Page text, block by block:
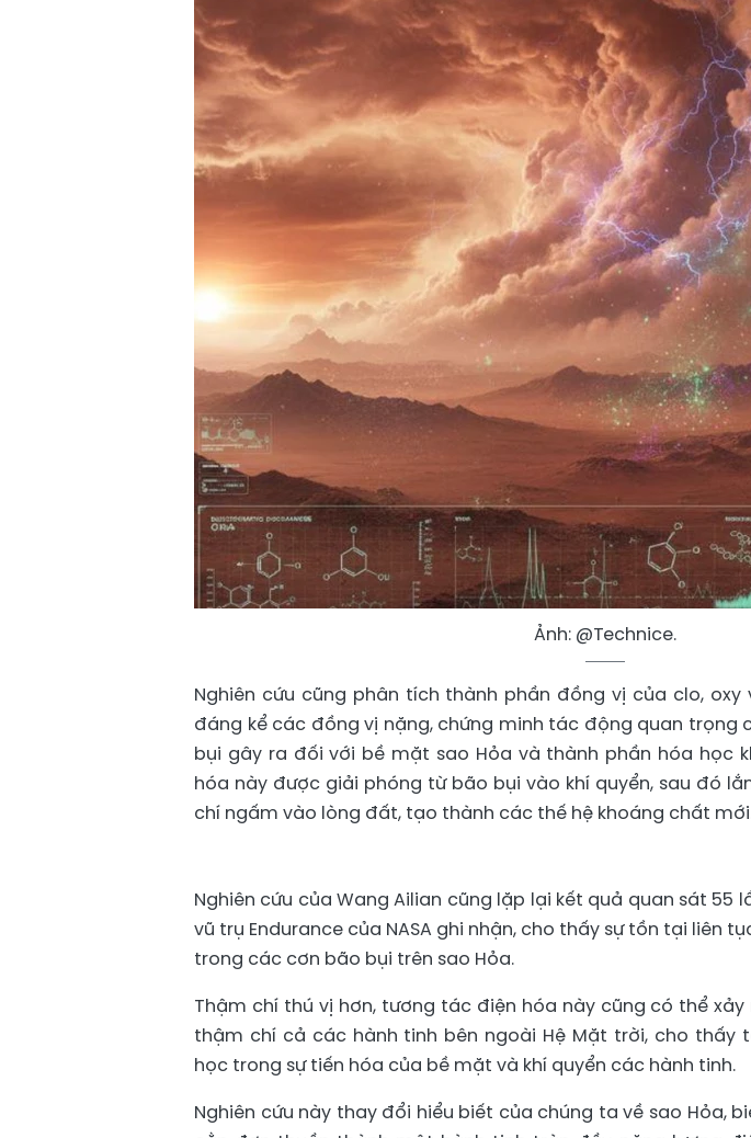
Ảnh: @Technice.
Nghiên cứu cũng phân tích thành phần đồng vị của clo,
đáng kể các đồng vị nặng, chứng minh tác động quan trọng
bụi gây ra đối với bề mặt sao Hỏa và thành phần hóa học
hóa này được giải phóng từ bão bụi vào khí quyển, sau đó
chí ngấm vào lòng đất, tạo thành các thế hệ khoáng chất
Nghiên cứu của Wang Ailian cũng lặp lại kết quả quan sát 55
vũ trụ Endurance của NASA ghi nhận, cho thấy sự tồn tại liên
trong các cơn bão bụi trên sao Hỏa.
Thậm chí thú vị hơn, tương tác điện hóa này cũng có thể xảy
thậm chí cả các hành tinh bên ngoài Hệ Mặt trời, cho thấy
học trong sự tiến hóa của bề mặt và khí quyển các hành tinh.
Nghiên cứu này thay đổi hiểu biết của chúng ta về sao Hỏa,